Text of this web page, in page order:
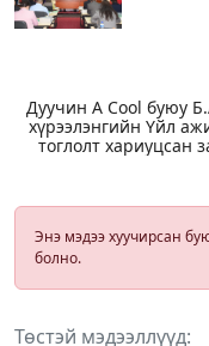
Дуучин A Cool буюу
хүрээлэнгийн Үйл
тоглолт хариуцсан
Энэ мэдээ хуучирсан
болно.
Төстэй мэдээллүүд: